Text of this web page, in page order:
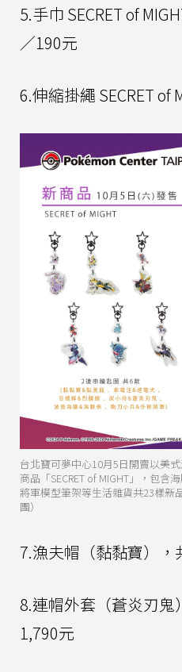
5.手巾 SECRET of
／190元
6.伸縮掛繩 SECRET of
台北寶可夢中心10月5日開賣以美
商品「SECRET of MIGHT」，包
將軍模型筆架等生活雜貨共23樣新
團）
7.漁夫帽（黏黏寶），
8.連帽外套（蒼炎刃
1,790元